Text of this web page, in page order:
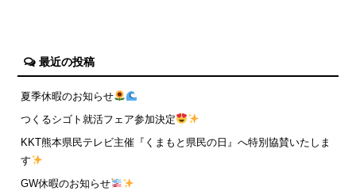
最近の投稿
夏季休暇のお知らせ
つくるシゴト就活フェア参加決定
KKT熊本県民テレビ主催『くまもと県民の日』へ特別協賛いたしま
す
GW休暇のお知らせ